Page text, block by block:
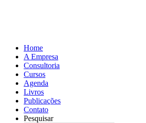
Home
A Empresa
Consultoria
Cursos
Agenda
Livros
Publicações
Contato
Pesquisar